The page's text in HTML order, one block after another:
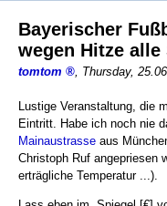
Bayerischer
wegen Hitze alle
tomtom , Thursday,
Lustige Veranstaltung, die
Eintritt. Habe ich noch nie
Mainaustrasse aus
Christoph Ruf angepriesen
erträgliche Temperatur ...).